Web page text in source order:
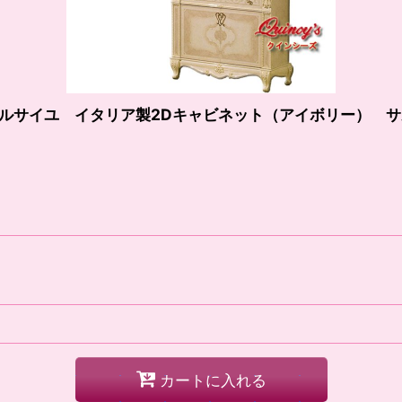
イユ イタリア製2Dキャビネット（アイボリー） サ
カートに入れる